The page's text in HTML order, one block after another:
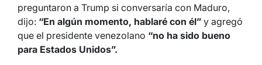
preguntaron a Trump si conversaría con Maduro,
dijo: “En algún momento, hablaré con él” y agregó
que el presidente venezolano “no ha sido bueno
para Estados Unidos”.